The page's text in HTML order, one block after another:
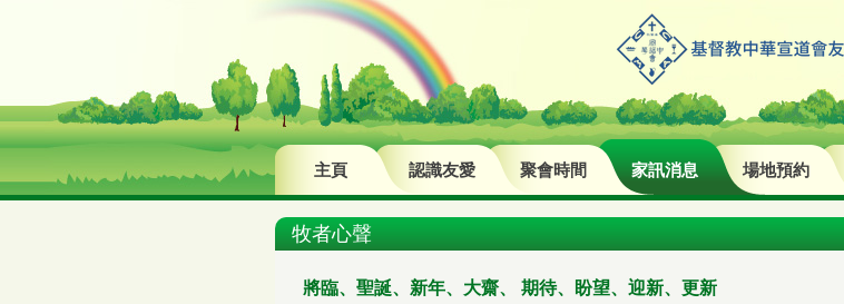
主頁 認識友愛 聚會時間 家訊消息 場地預約
牧者心聲
將臨、聖誕、新年、大齋、 期待、盼望、迎新、更新